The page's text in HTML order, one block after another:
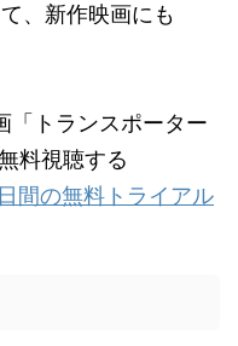
、新作映画にも
「トランスポーター
料視聴する
間の無料トライアル